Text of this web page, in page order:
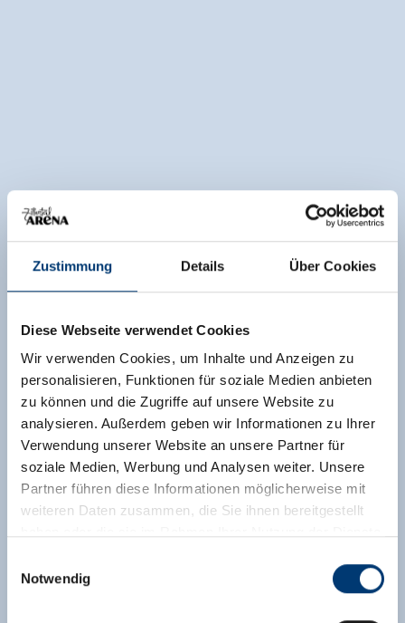
Zustimmung Details Über Cookies
Diese Webseite verwendet Cookies
Wir verwenden Cookies, um Inhalte und Anzeigen zu
personalisieren, Funktionen für soziale Medien anbieten
zu können und die Zugriffe auf unsere Website zu
analysieren. Außerdem geben wir Informationen zu Ihrer
Verwendung unserer Website an unsere Partner für
soziale Medien, Werbung und Analysen weiter. Unsere
Partner führen diese Informationen möglicherweise mit
weiteren Daten zusammen, die Sie ihnen bereitgestellt
Notwendig